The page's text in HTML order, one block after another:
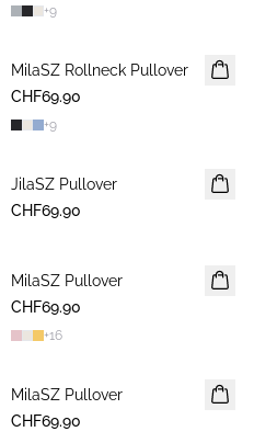
+9
2 FOR 120 CHF
MilaSZ Rollneck Pullover
CHF69.90
+9
NEUHEIT
2 FOR 120 CHF
JilaSZ Pullover
CHF69.90
NEUHEIT
2 FOR 120 CHF
MilaSZ Pullover
CHF69.90
+16
NEUHEIT
2 FOR 120 CHF
MilaSZ Pullover
CHF69.90